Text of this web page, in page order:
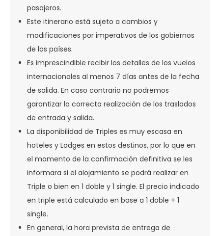
pasajeros.
Este itinerario está sujeto a cambios y
modificaciones por imperativos de los gobiernos
de los países.
Es imprescindible recibir los detalles de los vuelos
internacionales al menos 7 días antes de la fecha
de salida. En caso contrario no podremos
garantizar la correcta realización de los traslados
de entrada y salida.
La disponibilidad de Triples es muy escasa en
hoteles y Lodges en estos destinos, por lo que en
el momento de la confirmación definitiva se les
informara si el alojamiento se podrá realizar en
Triple o bien en 1 doble y 1 single. El precio indicado
en triple está calculado en base a 1 doble + 1
single.
En general, la hora prevista de entrega de